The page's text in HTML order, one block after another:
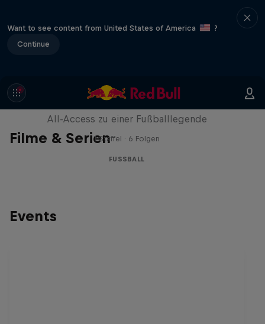
Want to see content from United States of America
?
Continue
Filme & Serien
Neymar Jr. Full Access
All-Access zu einer Fußballlegende
1 Staffel · 6 Folgen
FUSSBALL
Events